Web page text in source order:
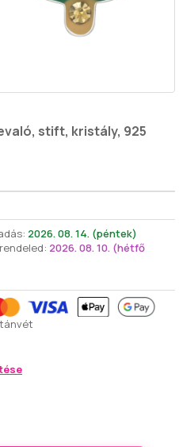
stift, kristály, 925
2026. 08. 14. (péntek)
2026. 08. 10. (hétfő